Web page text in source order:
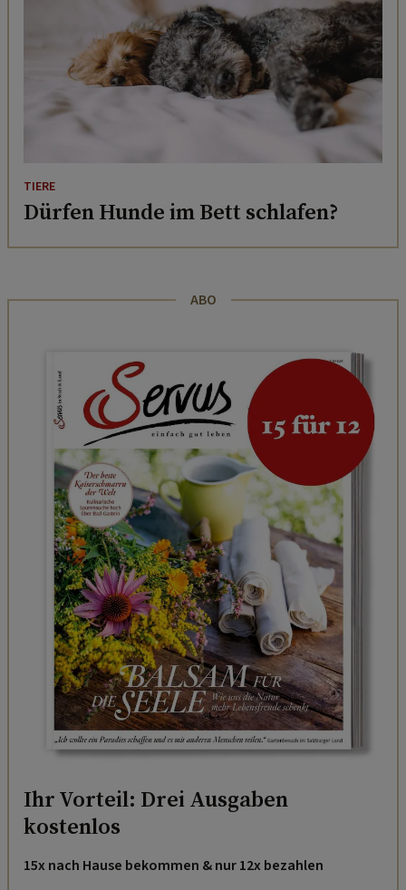
TIERE
Dürfen Hunde im Bett schlafen?
ABO
Ihr Vorteil: Drei Ausgaben
kostenlos
15x nach Hause bekommen & nur 12x bezahlen